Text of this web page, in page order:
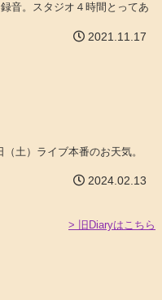
音。スタジオ４時間とってあ
2021.11.17
土）ライブ本番のお天気。
2024.02.13
> 旧Diaryはこちら